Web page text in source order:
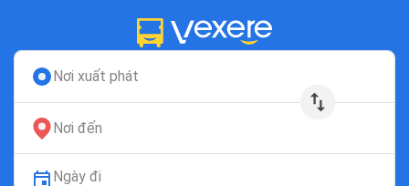
Nơi xuất phát
Nơi đến
Ngày đi